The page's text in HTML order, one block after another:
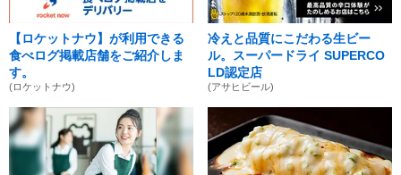
【ロケットナウ】が利用できる
食べログ掲載店舗をご紹介しま
す。
(ロケットナウ)
冷えと品質にこだわる生ビー
ル。スーパードライ SUPERCO
LD認定店
(アサヒビール)